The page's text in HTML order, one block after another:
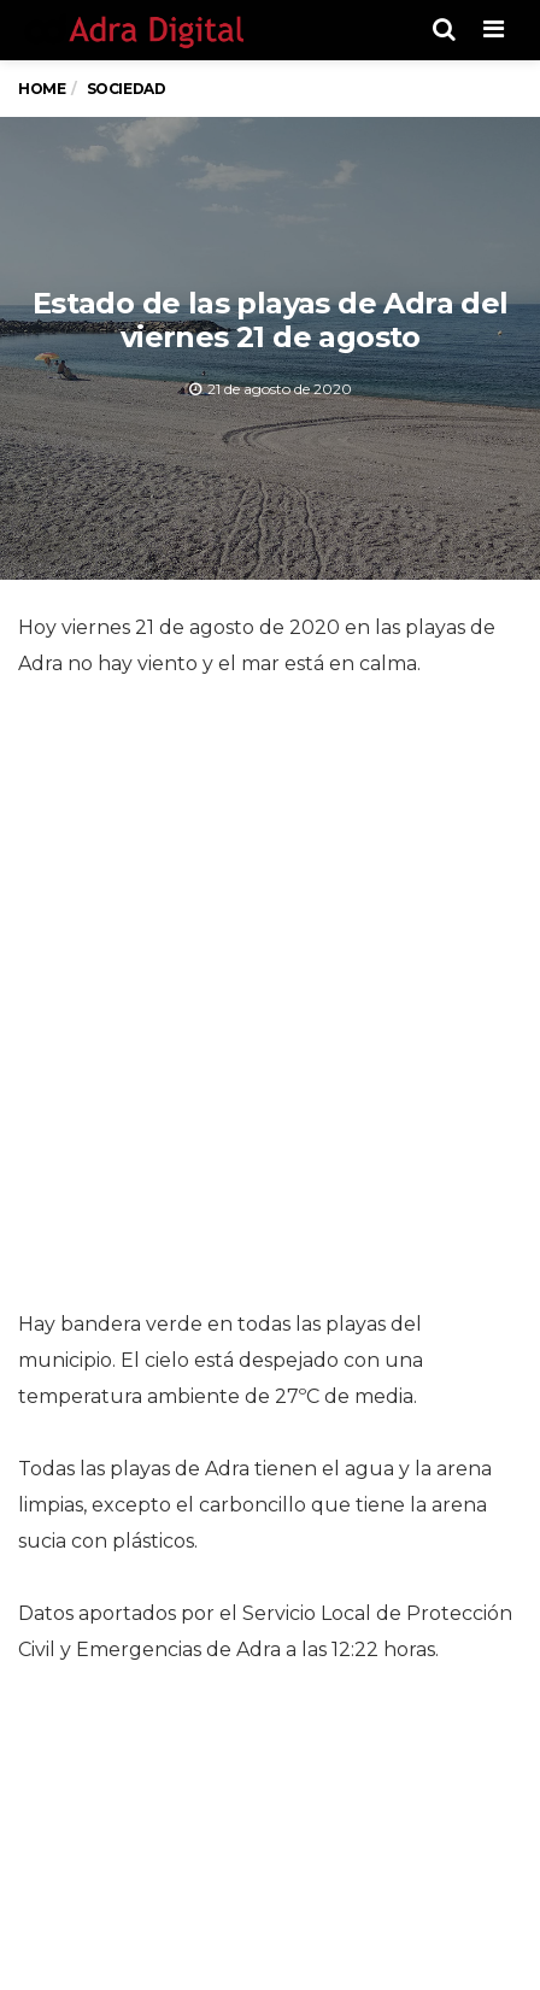
HOME SOCIEDAD
Estado de las playas de Adra del
viernes 21 de agosto
21 de agosto de 2020
Hoy viernes 21 de agosto de 2020 en las playas de
Adra no hay viento y el mar está en calma.
Hay bandera verde en todas las playas del
municipio. El cielo está despejado con una
temperatura ambiente de 27ºC de media.
Todas las playas de Adra tienen el agua y la arena
limpias, excepto el carboncillo que tiene la arena
sucia con plásticos.
Datos aportados por el Servicio Local de Protección
Civil y Emergencias de Adra a las 12:22 horas.